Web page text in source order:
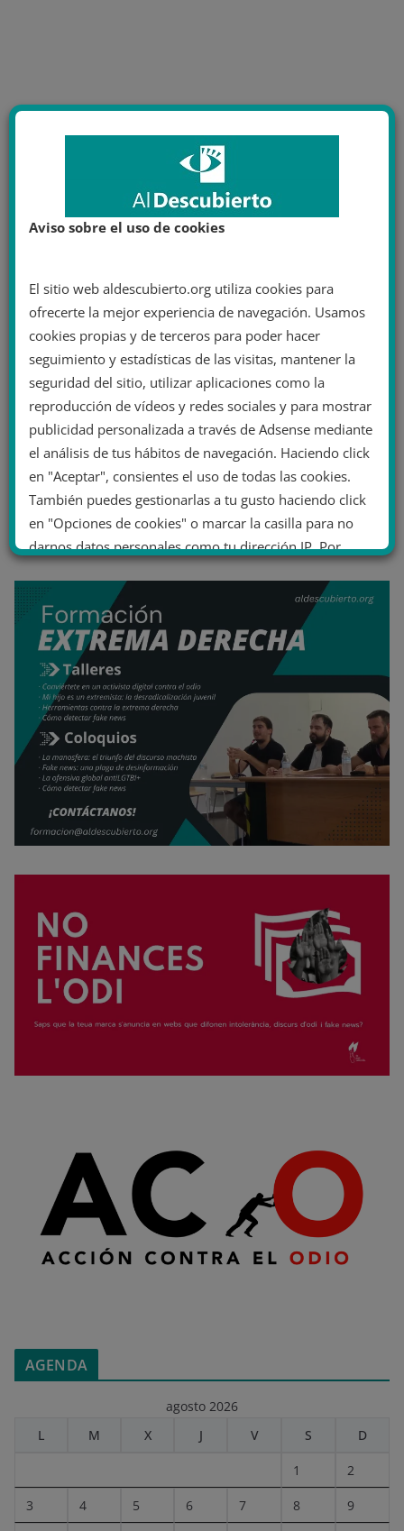
AGENDA
agosto 2026
L
M X J V S D
1 2
3 4 5 6 7 8 9
Aviso sobre el uso de cookies
El sitio web aldescubierto.org utiliza cookies para
ofrecerte la mejor experiencia de navegación. Usamos
cookies propias y de terceros para poder hacer
seguimiento y estadísticas de las visitas, mantener la
seguridad del sitio, utilizar aplicaciones como la
reproducción de vídeos y redes sociales y para mostrar
publicidad personalizada a través de Adsense mediante
el análisis de tus hábitos de navegación. Haciendo click
en "Aceptar", consientes el uso de todas las cookies.
También puedes gestionarlas a tu gusto haciendo click
en "Opciones de cookies" o marcar la casilla para no
darnos datos personales como tu dirección IP. Por
No dar mi información personal
Opciones de cookies
Rechazar cookies Política de cookies